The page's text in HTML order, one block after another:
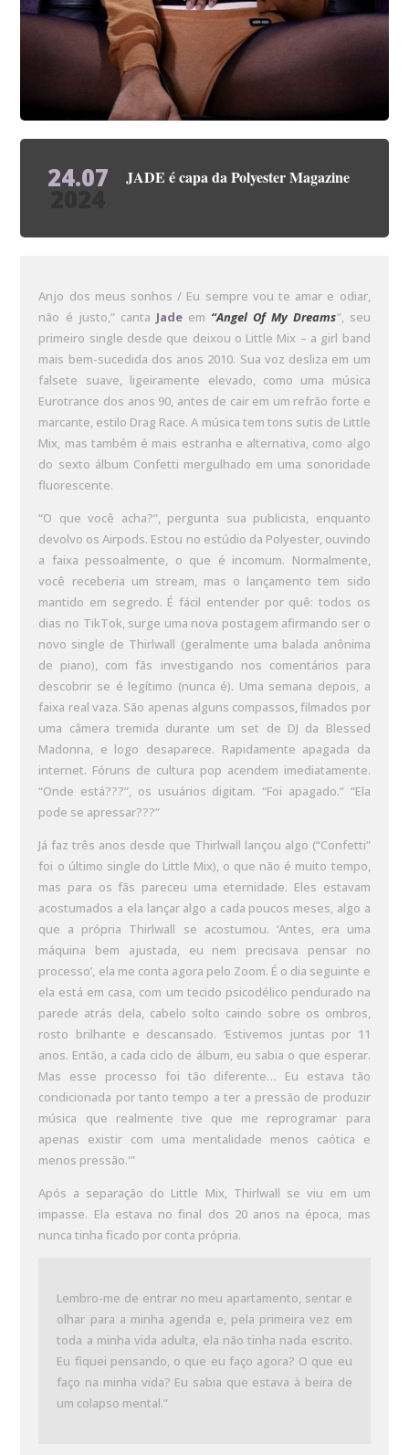
24.07 JADE é capa da Polyester Magazine
Anjo dos meus sonhos / Eu sempre vou te amar e odiar,
não é justo,” canta Jadeem “Angel Of My Dreams”, seu
primeiro single desde que deixou o Little Mix – a girl band
mais bem-sucedida dos anos 2010. Sua voz desliza em um
falsete suave, ligeiramente elevado, como uma música
Eurotrance dos anos 90, antes de cair em um refrão forte e
marcante, estilo Drag Race. A música tem tons sutis de Little
Mix, mas também é mais estranha e alternativa, como algo
do sexto álbum Confetti mergulhado em uma sonoridade
fluorescente.
“O que você acha?”, pergunta sua publicista, enquanto
devolvo os Airpods. Estou no estúdio da Polyester, ouvindo
a faixa pessoalmente, o que é incomum. Normalmente,
você receberia um stream, mas o lançamento tem sido
mantido em segredo. É fácil entender por quê: todos os
dias no TikTok, surge uma nova postagem afirmando ser o
novo single de Thirlwall (geralmente uma balada anônima
de piano), com fãs investigando nos comentários para
descobrir se é legítimo (nunca é). Uma semana depois, a
faixa real vaza. São apenas alguns compassos, filmados por
uma câmera tremida durante um set de DJ da Blessed
Madonna, e logo desaparece. Rapidamente apagada da
internet. Fóruns de cultura pop acendem imediatamente.
“Onde está???”, os usuários digitam. “Foi apagado.” “Ela
pode se apressar???”
Já faz três anos desde que Thirlwall lançou algo (“Confetti”
foi o último single do Little Mix), o que não é muito tempo,
mas para os fãs pareceu uma eternidade. Eles estavam
acostumados a ela lançar algo a cada poucos meses, algo a
que a própria Thirlwall se acostumou. ‘Antes, era uma
máquina bem ajustada, eu nem precisava pensar no
processo’, ela me conta agora pelo Zoom. É o dia seguinte e
ela está em casa, com um tecido psicodélico pendurado na
parede atrás dela, cabelo solto caindo sobre os ombros,
rosto brilhante e descansado. ‘Estivemos juntas por 11
anos. Então, a cada ciclo de álbum, eu sabia o que esperar.
Mas esse processo foi tão diferente… Eu estava tão
condicionada por tanto tempo a ter a pressão de produzir
música que realmente tive que me reprogramar para
apenas existir com uma mentalidade menos caótica e
menos pressão.'”
Após a separação do Little Mix, Thirlwall se viu em um
impasse. Ela estava no final dos 20 anos na época, mas
nunca tinha ficado por conta própria.
Lembro-me de entrar no meu apartamento, sentar e
olhar para a minha agenda e, pela primeira vez em
toda a minha vida adulta, ela não tinha nada escrito.
Eu fiquei pensando, o que eu faço agora? O que eu
faço na minha vida? Eu sabia que estava à beira de
um colapso mental.”